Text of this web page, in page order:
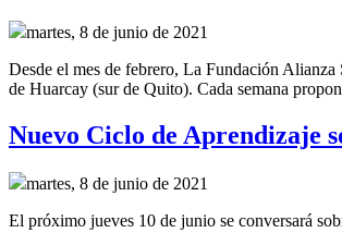
martes, 8 de junio de 2021
Desde el mes de febrero, La Fundación
de Huarcay (sur de Quito). Cada semana
Nuevo Ciclo de Aprendizaje
martes, 8 de junio de 2021
El próximo jueves 10 de junio se conversará